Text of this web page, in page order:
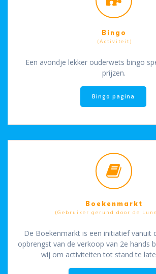
Bingo
(Activiteit)
Een avondje lekker ouderwets bingo
prijzen.
Bingo pagina
Boekenmarkt
(Gebruiker gerund door de
De Boekenmarkt is een initiatief vanuit
opbrengst van de verkoop van 2e hands
wij om activiteiten tot stand te